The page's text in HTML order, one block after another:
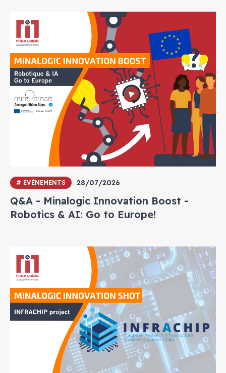
# EVÉNEMENTS 28/07/2026
Q&A - Minalogic Innovation Boost -
Robotics & AI: Go to Europe!